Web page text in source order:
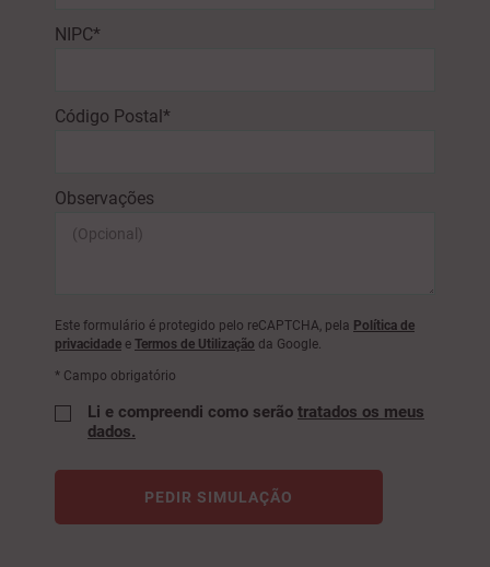
NIPC*
Código Postal*
Observações
Este formulário é protegido pelo reCAPTCHA, pela Política de
privacidade e Termos de Utilização da Google.
* Campo obrigatório
Li e compreendi como serão tratados os meus
dados.
PEDIR SIMULAÇÃO